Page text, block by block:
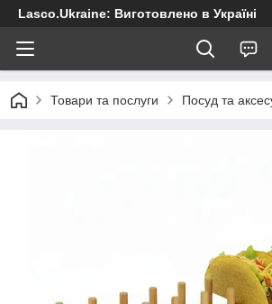
Lasco.Ukraine: Виготовлено в Україні
Товари та послуги Посуд та